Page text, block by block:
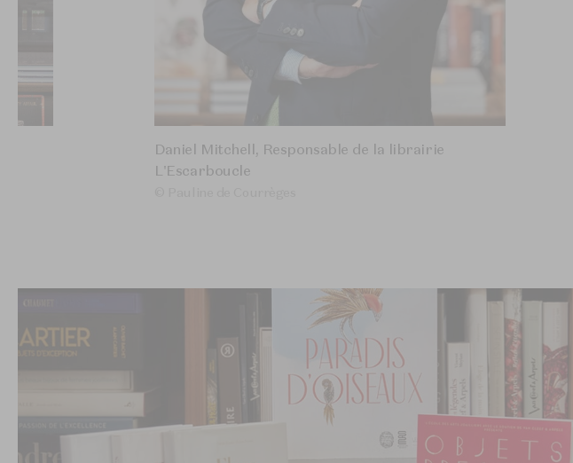
Daniel Mitchell, Responsable de la librairie
L'Escarboucle